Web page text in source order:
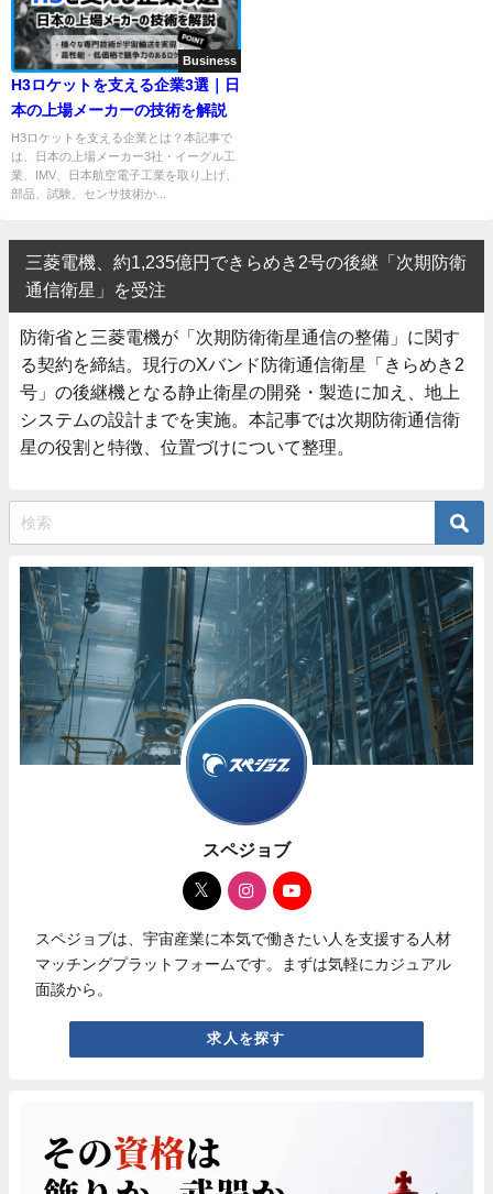
Business
H3ロケットを支える企業3選｜日
本の上場メーカーの技術を解説
H3ロケットを支える企業とは？本記事で
は、日本の上場メーカー3社・イーグル工
業、IMV、日本航空電子工業を取り上げ、
部品、試験、センサ技術か...
三菱電機、約1,235億円できらめき2号の後継「次期防衛
通信衛星」を受注
防衛省と三菱電機が「次期防衛衛星通信の整備」に関す
る契約を締結。現行のXバンド防衛通信衛星「きらめき2
号」の後継機となる静止衛星の開発・製造に加え、地上
システムの設計までを実施。本記事では次期防衛通信衛
星の役割と特徴、位置づけについて整理。
スペジョブ
スペジョブは、宇宙産業に本気で働きたい人を支援する人材
マッチングプラットフォームです。まずは気軽にカジュアル
面談から。
求人を探す